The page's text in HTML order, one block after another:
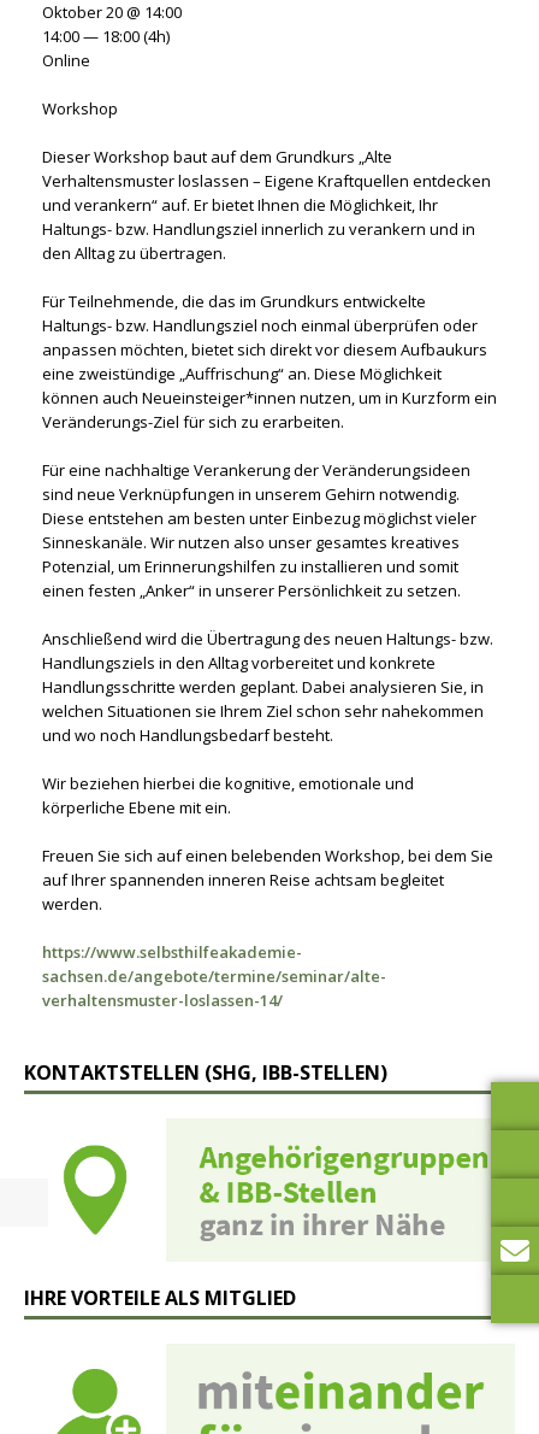
Dieser Workshop baut auf dem Grundkurs „Alte
Verhaltensmuster loslassen – Eigene Kraftquellen entdecken
und verankern“ auf. Er bietet Ihnen die Möglichkeit, Ihr
Haltungs- bzw. Handlungsziel innerlich zu verankern und in
den Alltag zu übertragen.
Für Teilnehmende, die das im Grundkurs entwickelte
Haltungs- bzw. Handlungsziel noch einmal überprüfen oder
anpassen möchten, bietet sich direkt vor diesem Aufbaukurs
eine zweistündige „Auffrischung“ an. Diese Möglichkeit
können auch Neueinsteiger*innen nutzen, um in Kurzform ein
Veränderungs-Ziel für sich zu erarbeiten.
Für eine nachhaltige Verankerung der Veränderungsideen
sind neue Verknüpfungen in unserem Gehirn notwendig.
Diese entstehen am besten unter Einbezug möglichst vieler
Sinneskanäle. Wir nutzen also unser gesamtes kreatives
Potenzial, um Erinnerungshilfen zu installieren und somit
einen festen „Anker“ in unserer Persönlichkeit zu setzen.
Anschließend wird die Übertragung des neuen Haltungs- bzw.
Handlungsziels in den Alltag vorbereitet und konkrete
Handlungsschritte werden geplant. Dabei analysieren Sie, in
welchen Situationen sie Ihrem Ziel schon sehr nahekommen
und wo noch Handlungsbedarf besteht.
Wir beziehen hierbei die kognitive, emotionale und
körperliche Ebene mit ein.
Freuen Sie sich auf einen belebenden Workshop, bei dem Sie
auf Ihrer spannenden inneren Reise achtsam begleitet
werden.
https://www.selbsthilfeakademie-
sachsen.de/angebote/termine/seminar/alte-
verhaltensmuster-loslassen-14/
Oktober 20 @ 14:00
14:00 — 18:00(4h)
Online
Workshop
KONTAKTSTELLEN (SHG, IBB-STELLEN)
IHRE VORTEILE ALS MITGLIED